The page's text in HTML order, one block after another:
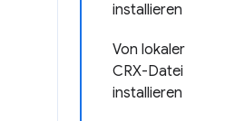
installieren
Von lokaler
CRX-Datei
installieren